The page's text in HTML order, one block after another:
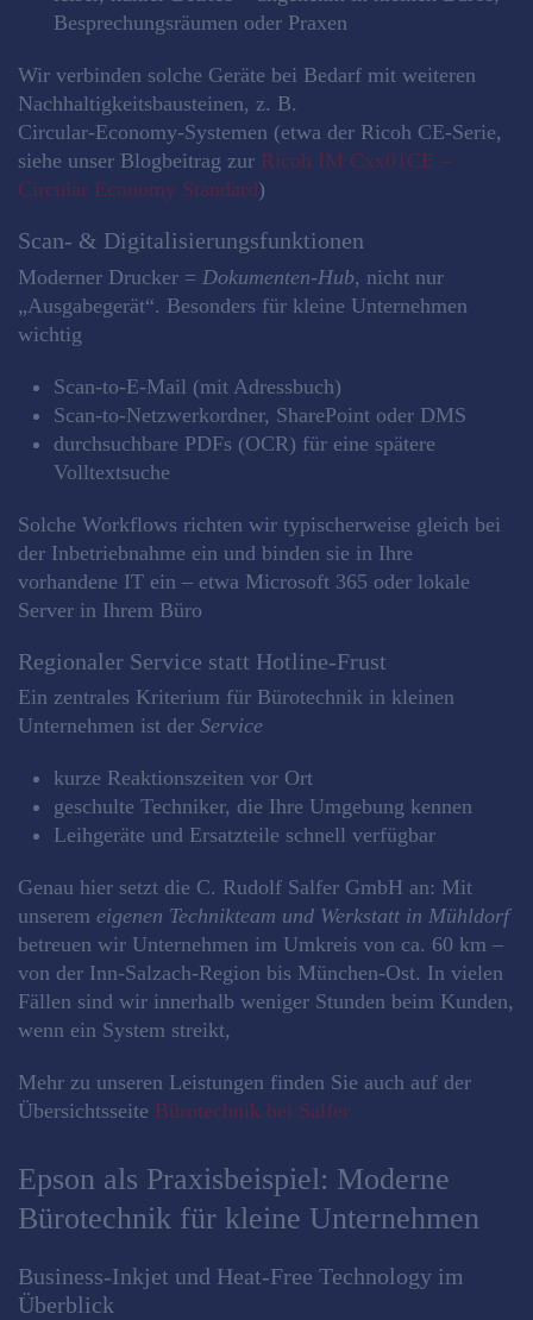
Besprechungsräumen oder Praxen
Wir verbinden solche Geräte bei Bedarf mit weiteren
Nachhaltigkeitsbausteinen, z. B.
Circular‑Economy‑Systemen (etwa der Ricoh CE‑Serie,
siehe unser Blogbeitrag zur Ricoh IM Cxx01CE –
Circular Economy Standard)
Scan- & Digitalisierungsfunktionen
Moderner Drucker = Dokumenten‑Hub, nicht nur
„Ausgabegerät“. Besonders für kleine Unternehmen
wichtig
Scan‑to‑E‑Mail (mit Adressbuch)
Scan‑to‑Netzwerkordner, SharePoint oder DMS
durchsuchbare PDFs (OCR) für eine spätere
Volltextsuche
Solche Workflows richten wir typischerweise gleich bei
der Inbetriebnahme ein und binden sie in Ihre
vorhandene IT ein – etwa Microsoft 365 oder lokale
Server in Ihrem Büro
Regionaler Service statt Hotline‑Frust
Ein zentrales Kriterium für Bürotechnik in kleinen
Unternehmen ist der Service
kurze Reaktionszeiten vor Ort
geschulte Techniker, die Ihre Umgebung kennen
Leihgeräte und Ersatzteile schnell verfügbar
Genau hier setzt die C. Rudolf Salfer GmbH an: Mit
unserem eigenen Technikteam und Werkstatt in Mühldorf
betreuen wir Unternehmen im Umkreis von ca. 60 km –
von der Inn‑Salzach‑Region bis München‑Ost. In vielen
Fällen sind wir innerhalb weniger Stunden beim Kunden,
wenn ein System streikt,
Mehr zu unseren Leistungen finden Sie auch auf der
Übersichtsseite Bürotechnik bei Salfer
Epson als Praxisbeispiel: Moderne
Bürotechnik für kleine Unternehmen
Business‑Inkjet und Heat‑Free Technology im
Überblick